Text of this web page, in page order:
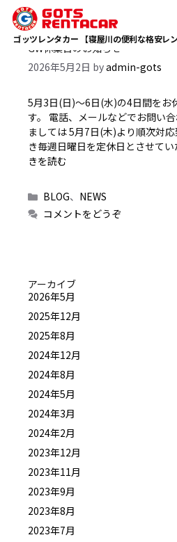
ゴッツレンタカー 【寝屋川の便利な格安レン
Monthly Archives: 5月 2026
GW休業日のお知らせ
2026年5月2日 byadmin-gots
5月3日(日)～6日(水)の4日間をお
す。 電話、メールなどでお問い
ましては 5月7日(木)より順次対
き毎週日曜日を定休日とさせて
きを読む
カ
テ
BLOG、 NEWS
コメントをどうぞ
アーカイブ
2026年5月
2025年12月
2025年8月
2024年12月
2024年8月
2024年5月
2024年3月
2024年2月
2023年12月
2023年11月
2023年9月
2023年8月
2023年7月